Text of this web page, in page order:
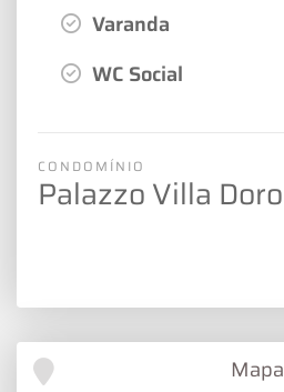
Varanda
WC Social
CONDOMÍNIO
Palazzo Villa Doro
Mapa